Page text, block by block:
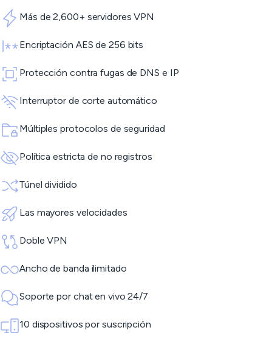
Más de 2,600+ servidores VPN
Encriptación AES de 256 bits
Protección contra fugas de DNS e IP
Interruptor de corte automático
Múltiples protocolos de seguridad
Política estricta de no registros
Túnel dividido
Las mayores velocidades
Doble VPN
Ancho de banda ilimitado
Soporte por chat en vivo 24/7
10 dispositivos por suscripción